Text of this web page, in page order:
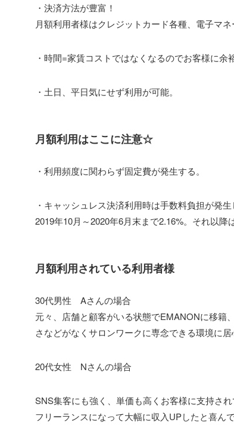
・決済方法が豊富！
月額利用者様はクレジットカード各種、電子マ
・時間=家賃コストではなくなるのでお客様に余
・土日、平日気にせず利用が可能。
月額利用はここに注意☆
・利用頻度に関わらず固定費が発生する。
・キャッシュレス決済利用時は手数料負担が発生
2019年10月～2020年6月末まで2.16%。それ以降
月額利用されている利用者様
30代男性 Aさんの場合
元々、店舗と顧客がいる状態でEMANONに移籍
さなどがなくサロンワークに専念できる環境に居
20代女性 Nさんの場合
SNS集客にも強く、単価も高くお客様に支持され
フリーランスになって大幅に収入UPしたと喜ん